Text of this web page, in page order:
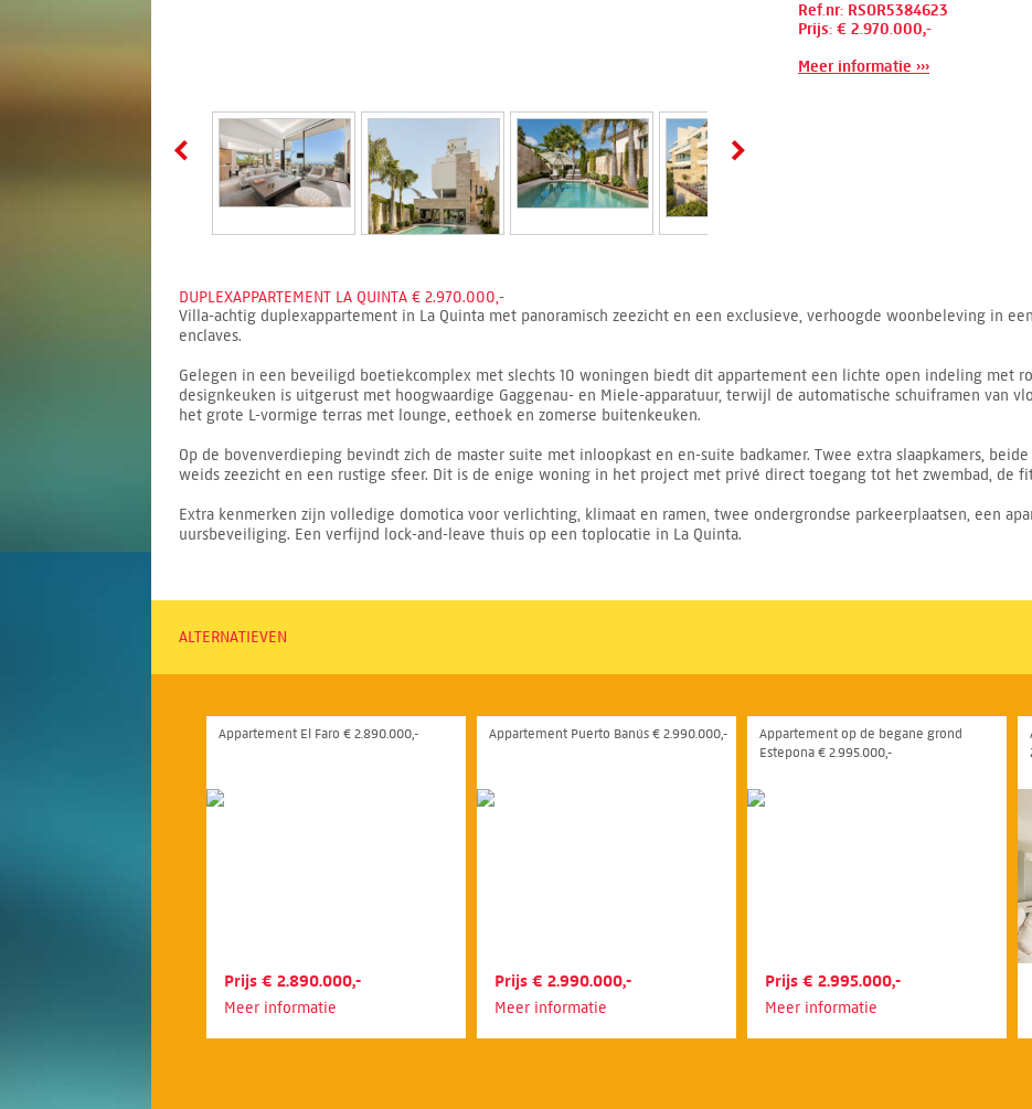
Ref.nr: RSOR5384623
Prijs: € 2.970.000,-
Meer informatie ›››
DUPLEXAPPARTEMENT LA QUINTA € 2.970.000,-
Villa-achtig duplexappartement in La Quinta met panoramisch zeezicht en een exclusieve, verhoogde woonbeleving in
enclaves.
Gelegen in een beveiligd boetiekcomplex met slechts 10 woningen biedt dit appartement een lichte open indeling met
designkeuken is uitgerust met hoogwaardige Gaggenau- en Miele-apparatuur, terwijl de automatische schuiframen van
het grote L-vormige terras met lounge, eethoek en zomerse buitenkeuken.
Op de bovenverdieping bevindt zich de master suite met inloopkast en en-suite badkamer. Twee extra slaapkamers,
weids zeezicht en een rustige sfeer. Dit is de enige woning in het project met privé direct toegang tot het zwembad, de
Extra kenmerken zijn volledige domotica voor verlichting, klimaat en ramen, twee ondergrondse parkeerplaatsen, een
uursbeveiliging. Een verfijnd lock-and-leave thuis op een toplocatie in La Quinta.
ALTERNATIEVEN
Appartement El Faro € 2.890.000,-
Prijs € 2.890.000,-
Meer informatie
Appartement Puerto Banús € 2.990.000,-
Prijs € 2.990.000,-
Meer informatie
Appartement op de begane grond
Estepona € 2.995.000,-
Prijs € 2.995.000,-
Meer informatie